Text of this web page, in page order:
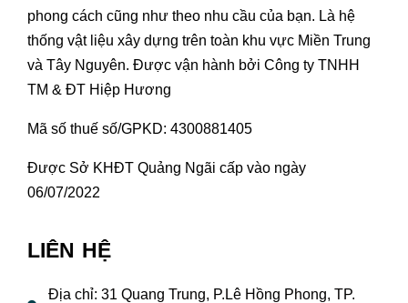
phong cách cũng như theo nhu cầu của bạn. Là hệ
thống vật liệu xây dựng trên toàn khu vực Miền Trung
và Tây Nguyên. Được vận hành bởi Công ty TNHH
TM & ĐT Hiệp Hương
Mã số thuế số/GPKD: 4300881405
Được Sở KHĐT Quảng Ngãi cấp vào ngày
06/07/2022
LIÊN HỆ
Địa chỉ: 31 Quang Trung, P.Lê Hồng Phong, TP.